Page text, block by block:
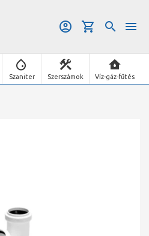
Szaniter Szerszámok Víz-gáz-fűtés